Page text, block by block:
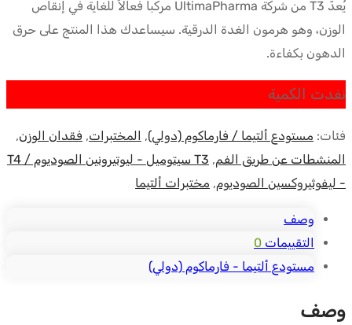
كان:
$42.75.
$33.51.
يُعدّ T3 من شركة UltimaPharma مركباً فعالاً للغاية في إنقاص
الوزن، وهو هرمون الغدة الدرقية. سيساعدك هذا المنتج على حرق
الدهون بكفاءة.
نفدت الكمية
فئات: مستودع ألتيما / فارماكوم (دولي), المختبرات, فقدان الوزن,
المنشطات عن طريق الفم,
T3 سيتوميل - ليوتيرونين الصوديوم / T4
- ليفوثيروكسين الصوديوم, مختبرات ألتيما
وصف
التقييمات 0
مستودع ألتيما - فارماكوم (دولي)
وصف